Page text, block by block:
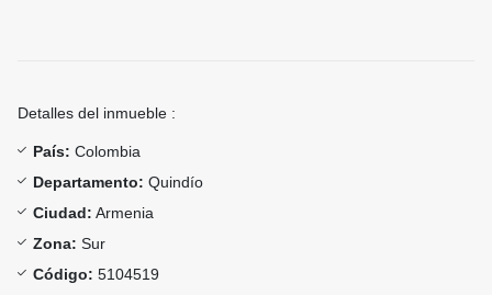
Detalles del inmueble :
País: Colombia
Departamento: Quindío
Ciudad: Armenia
Zona: Sur
Código: 5104519